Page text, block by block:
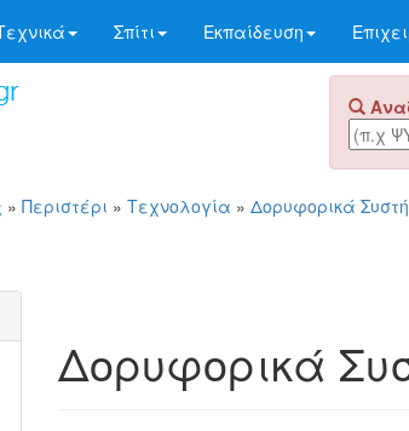
Σπίτι Εκπαίδευση
» Περιστέρι » Τεχνολογία » Δορυφορικά
Δορυφορικά